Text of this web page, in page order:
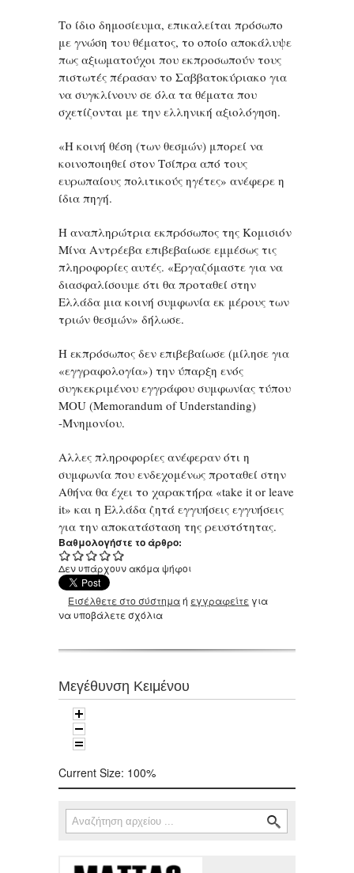
Το ίδιο δημοσίευμα, επικαλείται πρόσωπο
με γνώση του θέματος, το οποίο αποκάλυψε
πως αξιωματούχοι που εκπροσωπούν τους
πιστωτές πέρασαν το Σαββατοκύριακο για
να συγκλίνουν σε όλα τα θέματα που
σχετίζονται με την ελληνική αξιολόγηση.
«Η κοινή θέση (των θεσμών) μπορεί να
κοινοποιηθεί στον Τσίπρα από τους
ευρωπαίους πολιτικούς ηγέτες» ανέφερε η
ίδια πηγή.
Η αναπληρώτρια εκπρόσωπος της Κομισιόν
Μίνα Αντρέεβα επιβεβαίωσε εμμέσως τις
πληροφορίες αυτές. «Εργαζόμαστε για να
διασφαλίσουμε ότι θα προταθεί στην
Ελλάδα μια κοινή συμφωνία εκ μέρους των
τριών θεσμών» δήλωσε.
Η εκπρόσωπος δεν επιβεβαίωσε (μίλησε για
«εγγραφολογία») την ύπαρξη ενός
συγκεκριμένου εγγράφου συμφωνίας τύπου
MOU (Memorandum of Understanding)
-Μνημονίου.
Αλλες πληροφορίες ανέφεραν ότι η
συμφωνία που ενδεχομένως προταθεί στην
Αθήνα θα έχει το χαρακτήρα «take it or leave
it» και η Ελλάδα ζητά εγγυήσεις εγγυήσεις
για την αποκατάσταση της ρευστότητας.
Βαθμολογήστε το άρθρο:
Δεν υπάρχουν ακόμα ψήφοι
Εισέλθετε στο σύστημαή εγγραφείτε για
να υποβάλετε σχόλια
Μεγέθυνση Κειμένου
Current Size: 100%
Φόρμα αναζήτησης
Αναζήτηση